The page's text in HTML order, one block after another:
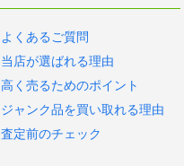
よくあるご質問
当店が選ばれる理由
高く売るためのポイント
ジャンク品を買い取れる理由
査定前のチェック